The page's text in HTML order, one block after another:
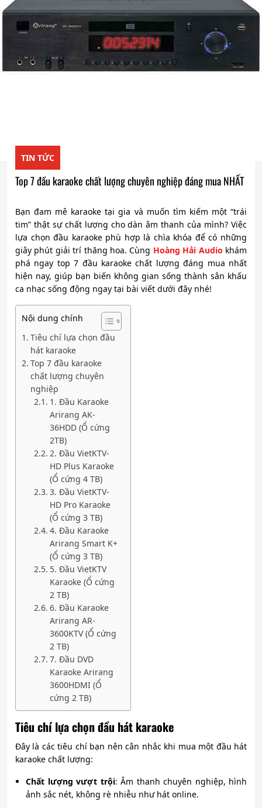
TIN TỨC
Top 7 đầu karaoke chất lượng chuyên nghiệp đáng mua NHẤT
Bạn đam mê karaoke tại gia và muốn tìm kiếm một “trái
tim” thật sự chất lượng cho dàn âm thanh của mình? Việc
lựa chọn đầu karaoke phù hợp là chìa khóa để có những
giây phút giải trí thăng hoa. Cùng Hoàng Hải Audio khám
phá ngay top 7 đầu karaoke chất lượng đáng mua nhất
hiện nay, giúp bạn biến không gian sống thành sân khấu
ca nhạc sống động ngay tại bài viết dưới đây nhé!
Nội dung chính
Tiêu chí lựa chọn đầu
hát karaoke
Top 7 đầu karaoke
chất lượng chuyên
nghiệp
1. Đầu Karaoke
Arirang AK-
36HDD (Ổ cứng
2TB)
2. Đầu VietKTV-
HD Plus Karaoke
(Ổ cứng 4 TB)
3. Đầu VietKTV-
HD Pro Karaoke
(Ổ cứng 3 TB)
4. Đầu Karaoke
Arirang Smart K+
(Ổ cứng 3 TB)
5. Đầu VietKTV
Karaoke (Ổ cứng
2 TB)
6. Đầu Karaoke
Arirang AR-
3600KTV (Ổ cứng
2 TB)
7. Đầu DVD
Karaoke Arirang
3600HDMI (Ổ
cứng 2 TB)
Tiêu chí lựa chọn đầu hát karaoke
Đây là các tiêu chí bạn nên cân nhắc khi mua một đầu hát
karaoke chất lượng:
Chất lượng vượt trội: Âm thanh chuyên nghiệp, hình
ảnh sắc nét, không rè nhiễu như hát online.